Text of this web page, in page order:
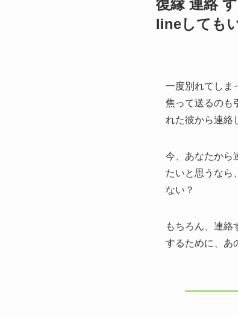
復縁 連絡
lineしても
一度別れてしま
焦って送るのも
れた彼から連絡
今、あなたから
たいと思うなら
ない？
もちろん、連絡
するために、あ